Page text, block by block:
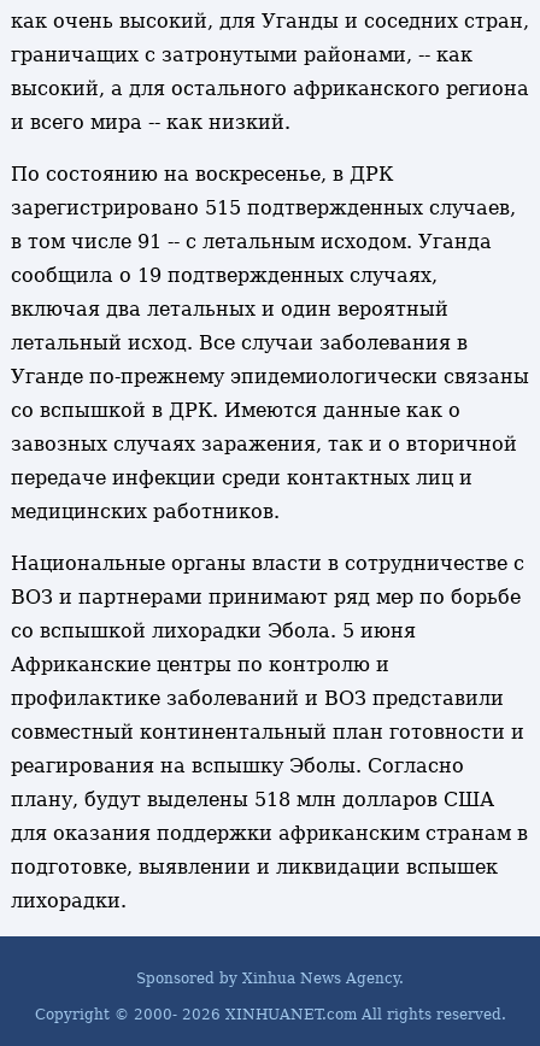
как очень высокий, для Уганды и соседних стран,
граничащих с затронутыми районами, -- как
высокий, а для остального африканского региона
и всего мира -- как низкий.
По состоянию на воскресенье, в ДРК
зарегистрировано 515 подтвержденных случаев,
в том числе 91 -- с летальным исходом. Уганда
сообщила о 19 подтвержденных случаях,
включая два летальных и один вероятный
летальный исход. Все случаи заболевания в
Уганде по-прежнему эпидемиологически связаны
со вспышкой в ДРК. Имеются данные как о
завозных случаях заражения, так и о вторичной
передаче инфекции среди контактных лиц и
медицинских работников.
Национальные органы власти в сотрудничестве с
ВОЗ и партнерами принимают ряд мер по борьбе
со вспышкой лихорадки Эбола. 5 июня
Африканские центры по контролю и
профилактике заболеваний и ВОЗ представили
совместный континентальный план готовности и
реагирования на вспышку Эболы. Согласно
плану, будут выделены 518 млн долларов США
для оказания поддержки африканским странам в
подготовке, выявлении и ликвидации вспышек
лихорадки.
Sponsored by Xinhua News Agency.
Copyright © 2000- 2026 XINHUANET.com All rights reserved.